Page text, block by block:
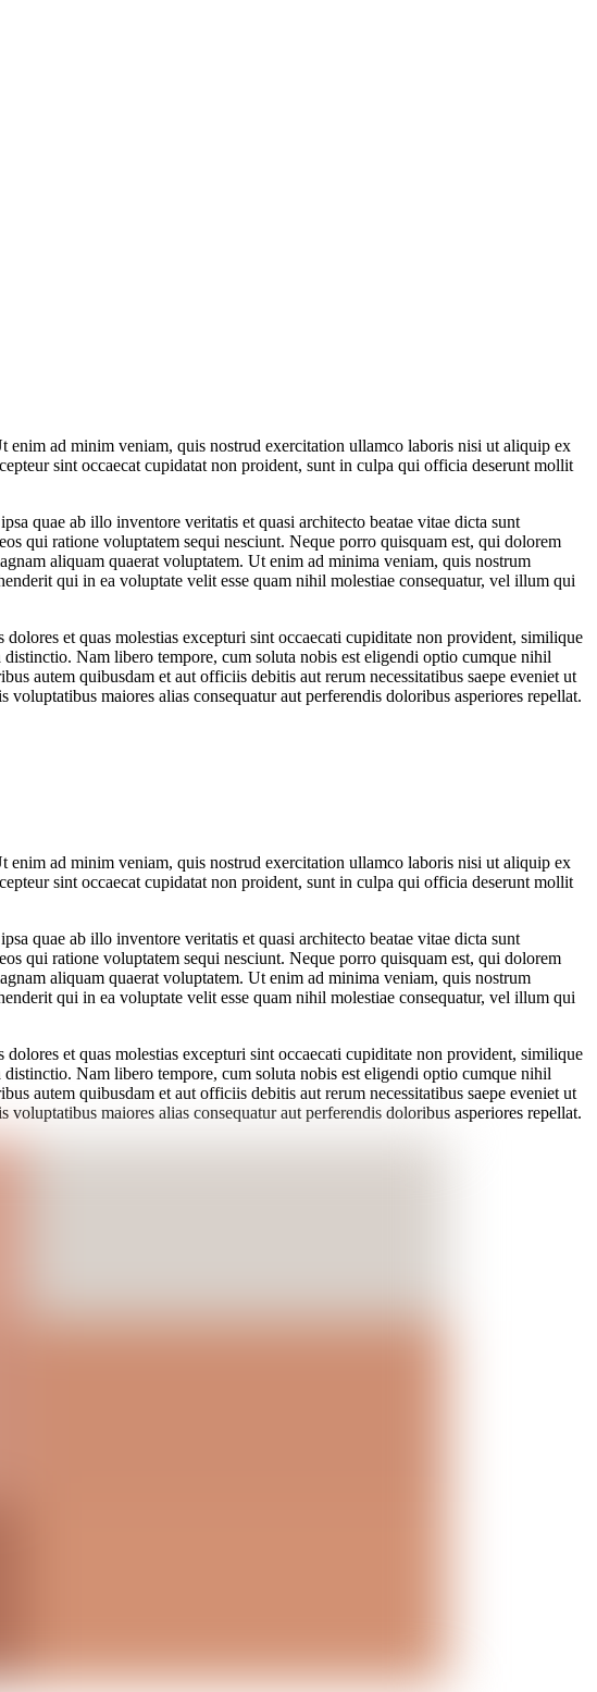
ad minim veniam, quis nostrud exercitation ullamco laboris nisi ut aliquip ex
sint occaecat cupidatat non proident, sunt in culpa qui officia deserunt mollit
quae ab illo inventore veritatis et quasi architecto beatae vitae dicta sunt
qui ratione voluptatem sequi nesciunt. Neque porro quisquam est, qui dolorem
aliquam quaerat voluptatem. Ut enim ad minima veniam, quis nostrum
qui in ea voluptate velit esse quam nihil molestiae consequatur, vel illum qui
et quas molestias excepturi sint occaecati cupiditate non provident, similique
Nam libero tempore, cum soluta nobis est eligendi optio cumque nihil
autem quibusdam et aut officiis debitis aut rerum necessitatibus saepe eveniet ut
maiores alias consequatur aut perferendis doloribus asperiores repellat.
ad minim veniam, quis nostrud exercitation ullamco laboris nisi ut aliquip ex
sint occaecat cupidatat non proident, sunt in culpa qui officia deserunt mollit
quae ab illo inventore veritatis et quasi architecto beatae vitae dicta sunt
qui ratione voluptatem sequi nesciunt. Neque porro quisquam est, qui dolorem
aliquam quaerat voluptatem. Ut enim ad minima veniam, quis nostrum
qui in ea voluptate velit esse quam nihil molestiae consequatur, vel illum qui
et quas molestias excepturi sint occaecati cupiditate non provident, similique
Nam libero tempore, cum soluta nobis est eligendi optio cumque nihil
autem quibusdam et aut officiis debitis aut rerum necessitatibus saepe eveniet ut
maiores alias consequatur aut perferendis doloribus asperiores repellat.